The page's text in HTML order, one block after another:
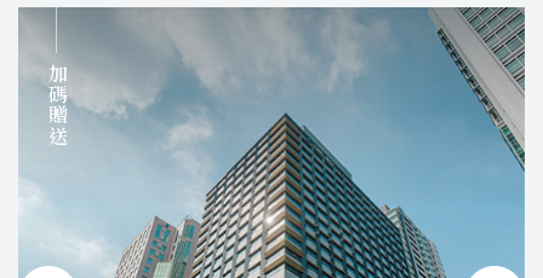
加碼贈送